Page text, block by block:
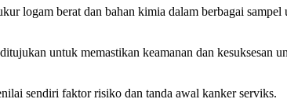
logam berat dan bahan kimia dalam berbagai
untuk memastikan keamanan dan kesuksesan
sendiri faktor risiko dan tanda awal kanker serviks.